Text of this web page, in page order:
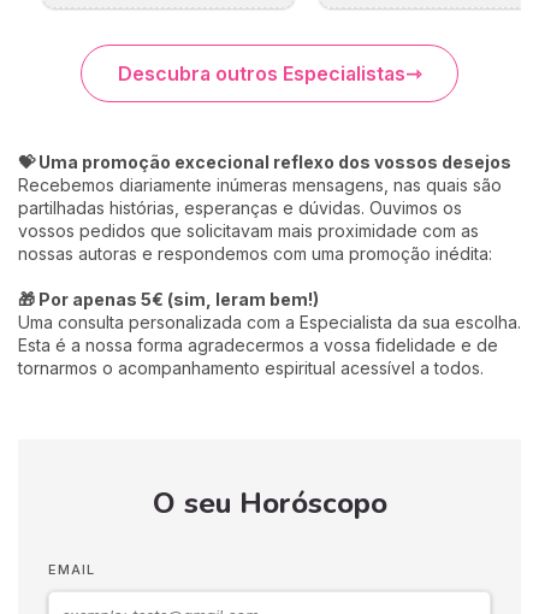
Descubra outros Especialistas
💝 Uma promoção excecional reflexo dos vossos desejos
Recebemos diariamente inúmeras mensagens, nas quais são
partilhadas histórias, esperanças e dúvidas. Ouvimos os
vossos pedidos que solicitavam mais proximidade com as
nossas autoras e respondemos com uma promoção inédita:
🎁 Por apenas 5€ (sim, leram bem!)
Uma consulta personalizada com a Especialista da sua escolha.
Esta é a nossa forma agradecermos a vossa fidelidade e de
tornarmos o acompanhamento espiritual acessível a todos.
O seu Horóscopo
EMAIL